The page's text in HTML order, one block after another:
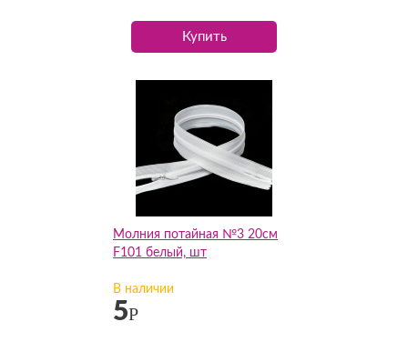
Купить
Молния потайная №3 20см
F101 белый, шт
В наличии
5Р